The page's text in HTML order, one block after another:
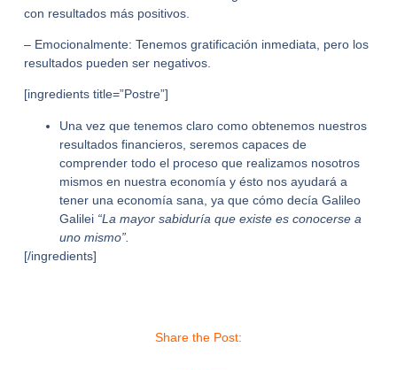
con resultados más positivos.
– Emocionalmente: Tenemos gratificación inmediata, pero los
resultados pueden ser negativos.
[ingredients title=”Postre”]
Una vez que tenemos claro como obtenemos nuestros
resultados financieros, seremos capaces de
comprender todo el proceso que realizamos nosotros
mismos en nuestra economía y ésto nos ayudará a
tener una economía sana, ya que cómo decía Galileo
Galilei“La mayor sabiduría que existe es conocerse a
uno mismo”.
[/ingredients]
Share the Post: